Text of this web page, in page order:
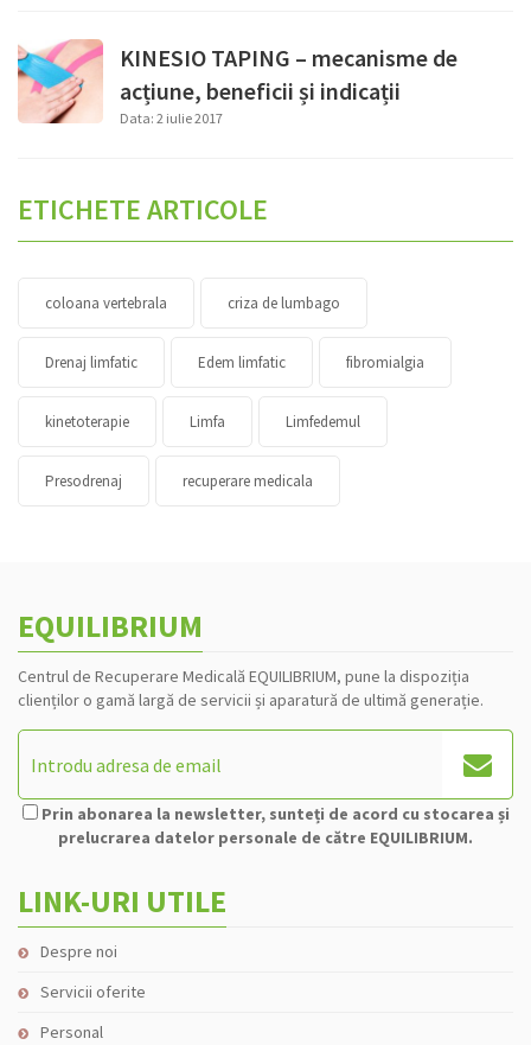
KINESIO TAPING – mecanisme de
acțiune, beneficii și indicații
Data: 2 iulie 2017
ETICHETE ARTICOLE
coloana vertebrala criza de lumbago
Drenaj limfatic Edem limfatic fibromialgia
kinetoterapie Limfa Limfedemul
Presodrenaj recuperare medicala
EQUILIBRIUM
Centrul de Recuperare Medicală EQUILIBRIUM, pune la dispoziția
clienților o gamă largă de servicii și aparatură de ultimă generație.
Prin abonarea la newsletter, sunteți de acord cu stocarea și
prelucrarea datelor personale de către EQUILIBRIUM.
LINK-URI UTILE
Despre noi
Servicii oferite
Personal